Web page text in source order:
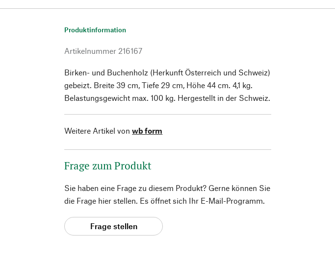
Produktinformation
Artikelnummer 216167
Birken- und Buchenholz (Herkunft Österreich und Schweiz)
gebeizt. Breite 39 cm, Tiefe 29 cm, Höhe 44 cm. 4,1 kg.
Belastungsgewicht max. 100 kg. Hergestellt in der Schweiz.
Weitere Artikel von wb form
Frage zum Produkt
Sie haben eine Frage zu diesem Produkt? Gerne können Sie
die Frage hier stellen. Es öffnet sich Ihr E-Mail-Programm.
Frage stellen